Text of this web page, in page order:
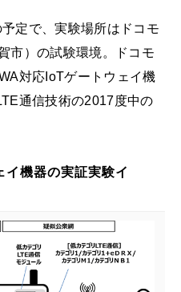
定で、実験場所はドコモ
市）の試験環境。ドコモ
対応IoTゲートウェイ機
通信技術の2017度中の
機器の実証実験イ